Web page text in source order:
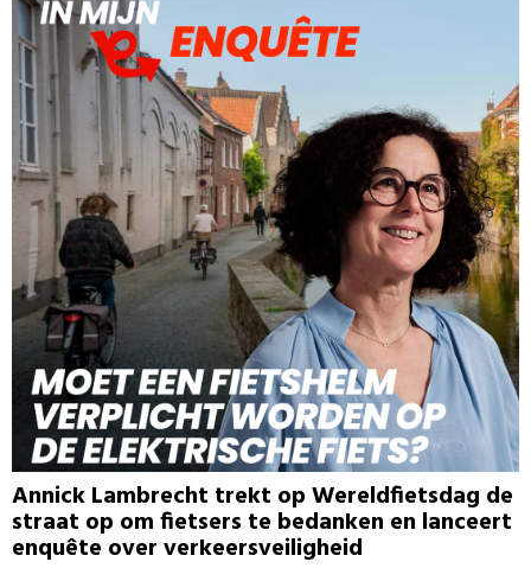
Annick Lambrecht trekt op Wereldfietsdag de
straat op om fietsers te bedanken en lanceert
enquête over verkeersveiligheid